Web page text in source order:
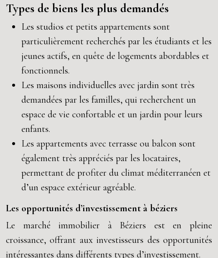
Types de biens les plus demandés
Les studios et petits appartements sont
particulièrement recherchés par les étudiants et les
jeunes actifs, en quête de logements abordables et
fonctionnels.
Les maisons individuelles avec jardin sont très
demandées par les familles, qui recherchent un
espace de vie confortable et un jardin pour leurs
enfants.
Les appartements avec terrasse ou balcon sont
également très appréciés par les locataires,
permettant de profiter du climat méditerranéen et
d’un espace extérieur agréable.
Les opportunités d’investissement à béziers
Le marché immobilier à Béziers est en pleine
croissance, offrant aux investisseurs des opportunités
intéressantes dans différents types d’investissement.